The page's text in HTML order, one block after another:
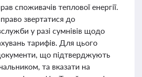
споживачів теплової енергії.
звертатися до
у разі сумнівів щодо
тарифів. Для цього
що підтверджують
та вказати на